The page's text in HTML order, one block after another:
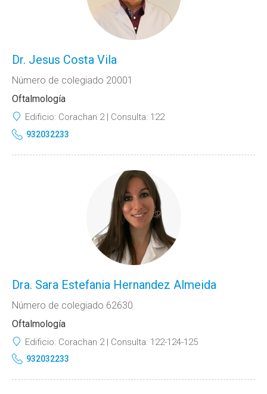
Dr. Jesus Costa Vila
Número de colegiado 20001
Oftalmología
Edificio: Corachan 2 Consulta: 122
932032233
Dra. Sara Estefania Hernandez Almeida
Número de colegiado 62630
Oftalmología
Edificio: Corachan 2 Consulta: 122-124-125
932032233